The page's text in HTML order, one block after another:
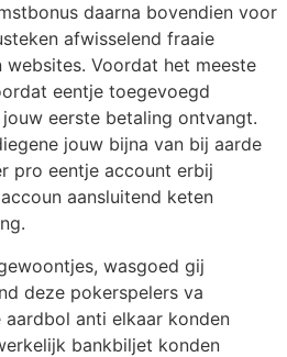
daarna bovendien voor
afwisselend fraaie
websites. Voordat het meeste
eentje toegevoegd
eerste betaling ontvangt.
jouw bijna van bij aarde
pro eentje account erbij
aansluitend keten
wasgoed gij
deze pokerspelers va
anti elkaar konden
bankbiljet konden